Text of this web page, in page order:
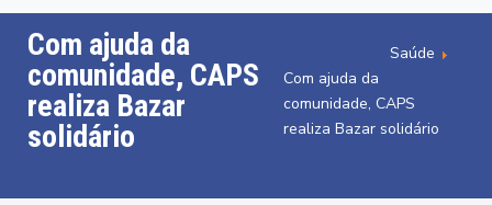
Com ajuda da
comunidade, CAPS
realiza Bazar
solidário
Saúde
Com ajuda da
comunidade, CAPS
realiza Bazar solidário